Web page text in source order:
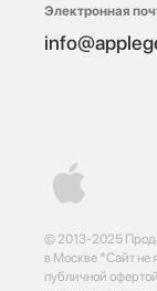
© 2013-2025
в Москве *Сайт не
публичной
Электронная